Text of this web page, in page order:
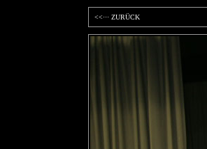
<<··· ZURÜCK